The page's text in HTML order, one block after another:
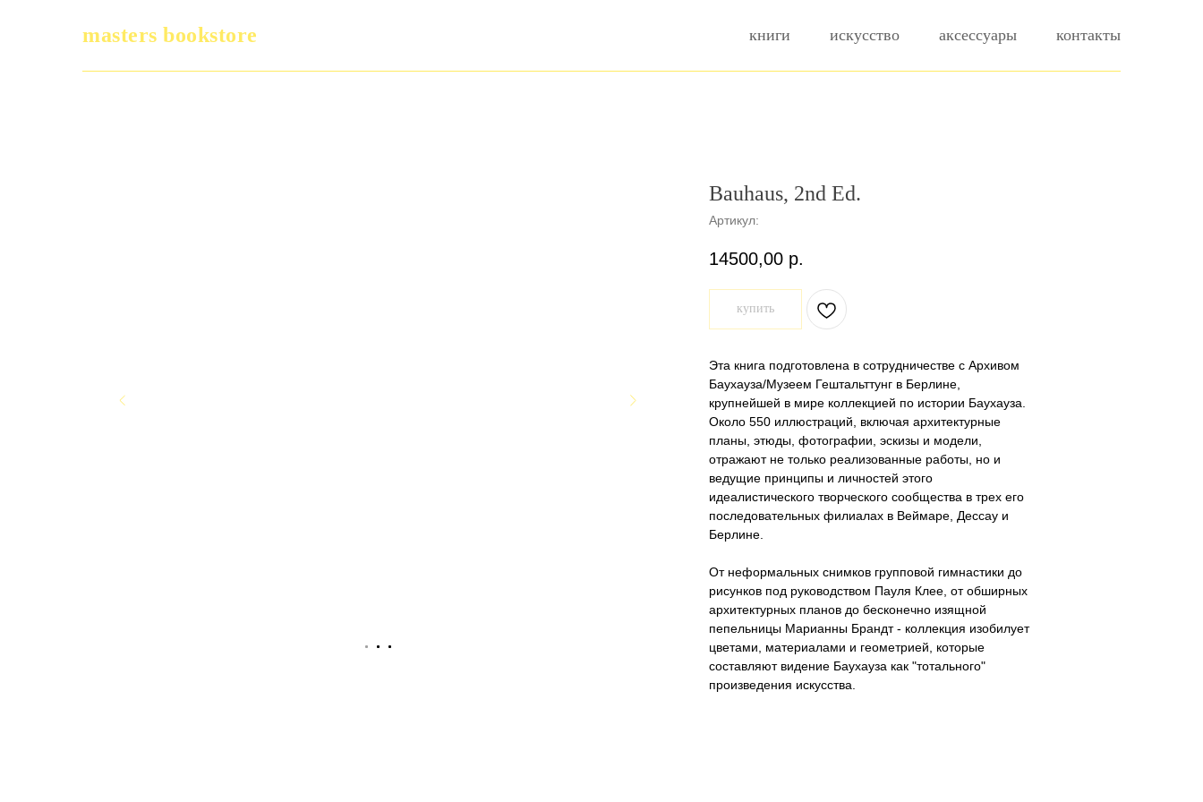
masters bookstore книги искусство аксессуары контакты
Bauhaus, 2nd Ed.
Артикул:
14500,00 р.
купить
Эта книга подготовлена в сотрудничестве с Архивом
Баухауза/Музеем Гештальттунг в Берлине,
крупнейшей в мире коллекцией по истории Баухауза.
Около 550 иллюстраций, включая архитектурные
планы, этюды, фотографии, эскизы и модели,
отражают не только реализованные работы, но и
ведущие принципы и личностей этого
идеалистического творческого сообщества в трех его
последовательных филиалах в Веймаре, Дессау и
Берлине.
От неформальных снимков групповой гимнастики до
рисунков под руководством Пауля Клее, от обширных
архитектурных планов до бесконечно изящной
пепельницы Марианны Брандт - коллекция изобилует
цветами, материалами и геометрией, которые
составляют видение Баухауза как "тотального"
произведения искусства.